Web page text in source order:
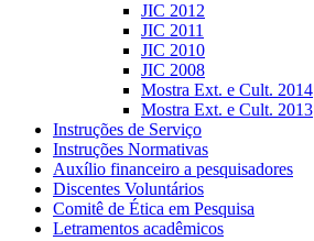
JIC 2012
JIC 2011
JIC 2010
JIC 2008
Mostra Ext. e Cult. 2014
Mostra Ext. e Cult. 2013
Instruções de Serviço
Instruções Normativas
Auxílio financeiro a pesquisadores
Discentes Voluntários
Comitê de Ética em Pesquisa
Letramentos acadêmicos